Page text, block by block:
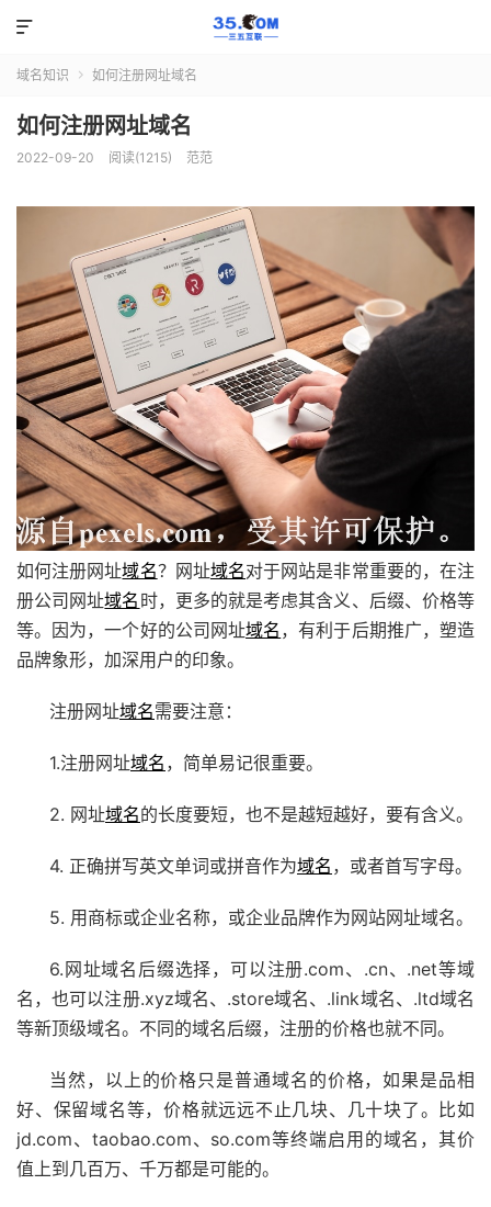

域名知识  如何注册网址域名
如何注册网址域名
2022-09-20 阅读(1215) 范范
如何注册网址域名？网址域名对于网站是非常重要的，在注
册公司网址域名 时，更多的就是考虑其含义、后缀、价格等
等。因为，一个好的公司网址域名 ，有利于后期推广，塑造
品牌象形，加深用户的印象。
注册网址域名需要注意：
1.注册网址域名 ，简单易记很重要。
2. 网址域名的长度要短，也不是越短越好，要有含义。
4. 正确拼写英文单词或拼音作为域名 ，或者首写字母。
5. 用商标或企业名称，或企业品牌作为网站网址域名。
6.网址域名后缀选择，可以注册.com、.cn、.net等域
名，也可以注册.xyz域名、 .store域名、 .link域名、 .ltd域名
等新顶级域名。不同的域名后缀，注册的价格也就不同。
当然，以上的价格只是普通域名的价格，如果是品相
好、保留域名等，价格就远远不止几块、几十块了。比如
jd.com、taobao.com、so.com等终端启用的域名，其价
值上到几百万、千万都是可能的。